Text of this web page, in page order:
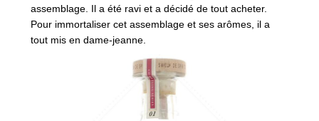
assemblage. Il a été ravi et a décidé de tout acheter.
Pour immortaliser cet assemblage et ses arômes, il a
tout mis en dame-jeanne.